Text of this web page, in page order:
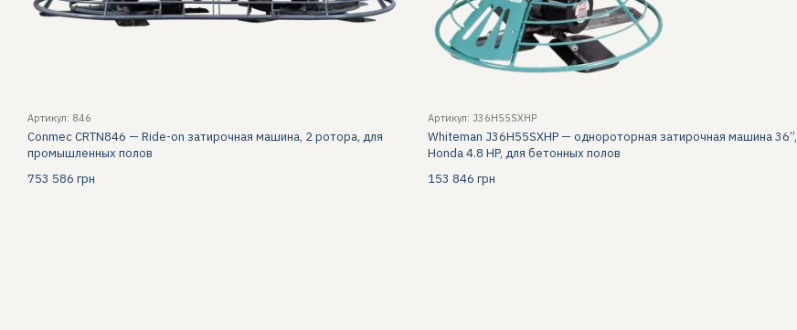
Артикул: 846
Conmec CRTN846 — Ride-on затирочная машина, 2 ротора, для
промышленных полов
753 586 грн
Артикул: J36H55SXHP
Whiteman J36H55SXHP — однороторная затирочная машина 36”,
Honda 4.8 HP, для бетонных полов
153 846 грн